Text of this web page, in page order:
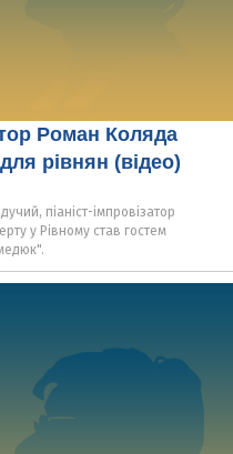
Роман Коляда
рівнян (відео)
піаніст-імпровізатор
у Рівному став гостем